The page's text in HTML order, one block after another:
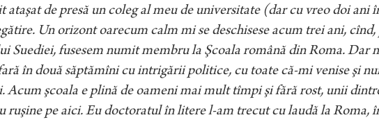
ataşat de presă un coleg al meu de universitate (dar cu vreo doi ani
Un orizont oarecum calm mi se deschisese acum trei ani,
Suediei, fusesem numit membru la Şcoala română din Roma. Dar
în două săptămîni cu intrigării politice, cu toate că-mi venise şi
Acum şcoala e plină de oameni mai mult tîmpi şi fără rost, unii
ruşine pe aici. Eu doctoratul în litere l-am trecut cu laudă la Roma,